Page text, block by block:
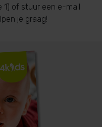
1) of stuur een e-mail
je graag!